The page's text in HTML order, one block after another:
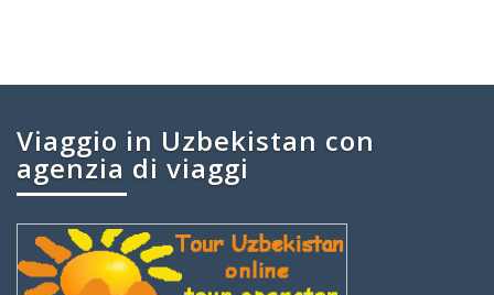
Viaggio in Uzbekistan con
agenzia di viaggi